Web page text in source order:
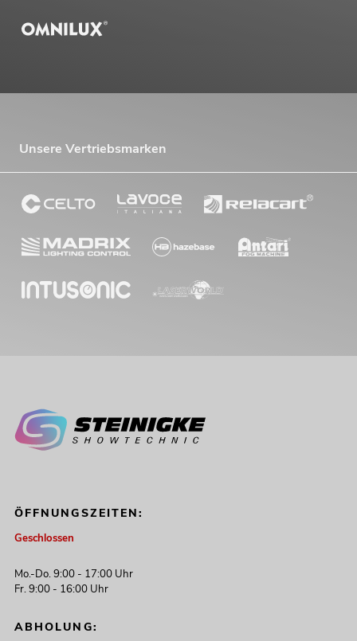
Unsere Vertriebsmarken
ÖFFNUNGSZEITEN:
Geschlossen
Mo.-Do. 9:00 - 17:00 Uhr
Fr. 9:00 - 16:00 Uhr
ABHOLUNG: